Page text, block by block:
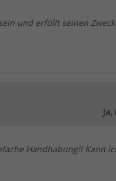
und erfüllt seinen
Ja,
Handhabung!! Kann